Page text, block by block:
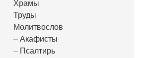
Храмы
Труды
Молитвослов
Акафисты
Псалтирь